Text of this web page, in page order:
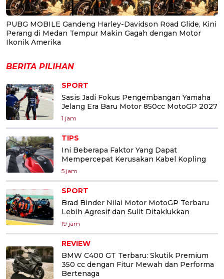
PUBG MOBILE Gandeng Harley-Davidson Road Glide, Kini
Perang di Medan Tempur Makin Gagah dengan Motor
Ikonik Amerika
BERITA PILIHAN
SPORT
Sasis Jadi Fokus Pengembangan Yamaha
Jelang Era Baru Motor 850cc MotoGP 2027
1 jam
TIPS
Ini Beberapa Faktor Yang Dapat
Mempercepat Kerusakan Kabel Kopling
5 jam
SPORT
Brad Binder Nilai Motor MotoGP Terbaru
Lebih Agresif dan Sulit Ditaklukkan
19 jam
REVIEW
BMW C400 GT Terbaru: Skutik Premium
350 cc dengan Fitur Mewah dan Performa
Bertenaga